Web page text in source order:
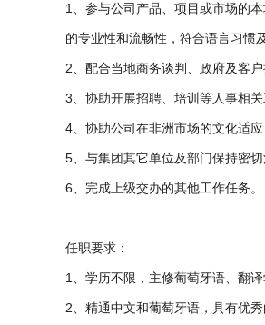
1、参与公司产品、项目或市场的
的专业性和流畅性，符合语言习惯
2、配合当地商务谈判、政府及客
3、协助开展招聘、培训等人事相
4、协助公司在非洲市场的文化适
5、与集团其它单位及部门保持密
6、完成上级交办的其他工作任务。
任职要求：
1、学历不限，主修葡萄牙语、翻
2、精通中文和葡萄牙语，具有优